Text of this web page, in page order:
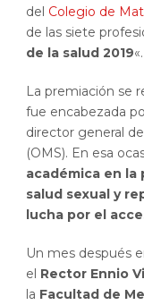
del Colegio de
de las siete
de la salud 2019«.
La premiación se
fue encabezada
director general
(OMS). En esa
académica en la
salud sexual y
lucha por el
Un mes después
el Rector Ennio
la Facultad de